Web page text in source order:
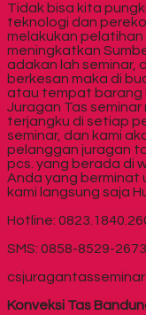
Tidak bisa kita
teknologi dan
melakukan
meningkatkan
adakan lah seminar,
berkesan maka di
atau tempat barang
Juragan Tas
terjangku di setiap
seminar, dan kami
pelanggan juragan
pcs. yang berada di
Anda yang berminat
kami langsung saja
Hotline:
SMS: 0858-8529-2673
Konveksi Tas